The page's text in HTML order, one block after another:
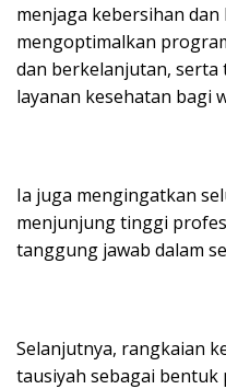
menjaga kebersihan
mengoptimalkan
dan berkelanjutan,
layanan kesehatan bagi
Ia juga mengingatkan
menjunjung tinggi
tanggung jawab dalam
Selanjutnya, rangkaian
tausiyah sebagai